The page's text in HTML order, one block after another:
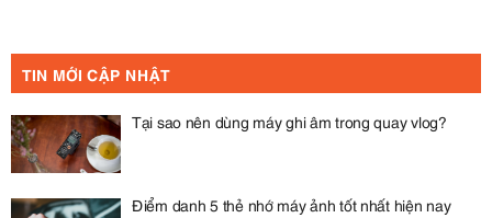
TIN MỚI CẬP NHẬT
Tại sao nên dùng máy ghi âm trong quay vlog?
Điểm danh 5 thẻ nhớ máy ảnh tốt nhất hiện nay